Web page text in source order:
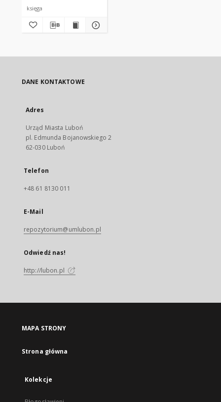
księga
DANE KONTAKTOWE
Adres
Urząd Miasta Luboń
pl. Edmunda Bojanowskiego 2
62-030 Luboń
Telefon
+48 61 8130 011
E-Mail
repozytorium@umlubon.pl
Odwiedź nas!
http://lubon.pl
MAPA STRONY
Strona główna
Kolekcje